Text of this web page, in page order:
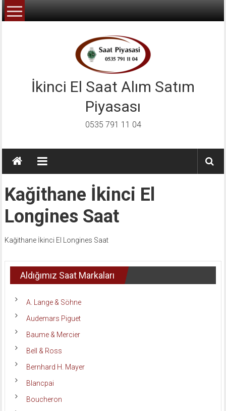
İçeriğe
geç
İkinci El Saat Alım Satım
Piyasası
0535 791 11 04
Kağithane İkinci El
Longines Saat
Kağithane İkinci El Longines Saat
Aldığımız Saat Markaları
A. Lange & Söhne
Audemars Piguet
Baume & Mercier
Bell & Ross
Bernhard H. Mayer
Blancpai
Boucheron